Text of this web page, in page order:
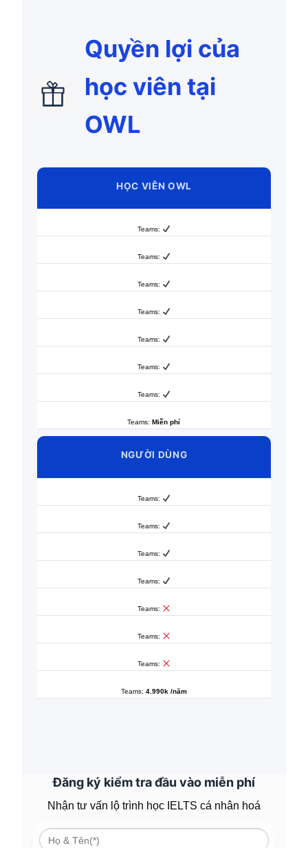
Quyền lợi của
học viên tại
OWL
HỌC VIÊN OWL
Teams:
Teams:
Teams:
Teams:
Teams:
Teams:
Teams:
Teams: Miễn phí
NGƯỜI DÙNG
Teams:
Teams:
Teams:
Teams:
Teams:
Teams:
Teams:
Teams: 4.990k /năm
Đăng ký kiểm tra đầu vào miễn phí
Nhận tư vấn lộ trình học IELTS cá nhân hoá